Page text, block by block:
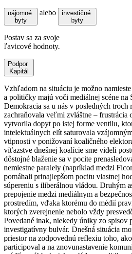
nájomné
byty
alebo
investičné
byty
Postav sa za svoje
ľavicové hodnoty.
Podpor
Kapitál
Vzhľadom na situáciu je možno
a političky majú voči mediálnej scéne na
Demokracia sa u nás v posledných troch
zachraňovala veľmi zvláštne – frustrácia
vytvorila dopyt po istej forme ventilu,
intelektuálnych elít saturovala
vtipnosti v ponižovaní koaličného
víťazstve dnešnej koalície sme videli
dôstojné blaženie sa v pocite
nemiestne paralely (napríklad medzi
pomáhali prinajlepšom pocitu vlastnej
súpereniu s iliberálnou vládou. Druhým
prepojenie medzi mediálnym a
prostredím, vďaka ktorému do médií
ktorých zverejnenie nebolo vždy
Povedané inak, niekedy úniky zo spisov
investigatívny bulvár. Dnešná situácia
priestor na zodpovednú reflexiu toho,
participoval a na znovunastavenie